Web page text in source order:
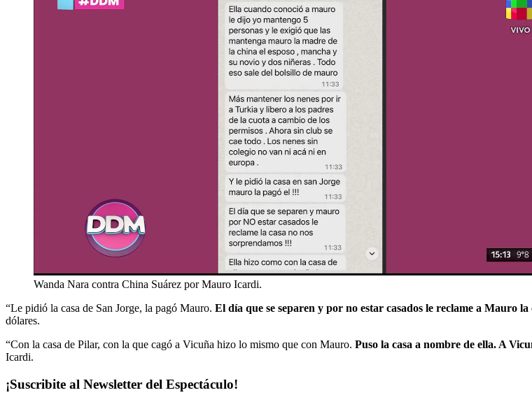
Wanda Nara contra China Suárez por Mauro Icardi.
“Le pidió la casa de San Jorge, la pagó Mauro. El día que se separen y por no estar casados le reclame a Mauro
dólares.
“Con la casa de Pilar, con la que cagó a Vicuña hizo lo mismo que con Mauro. Puso la casa a nombre de ella. A
Icardi.
¡Suscribite al Newsletter del Espectáculo!